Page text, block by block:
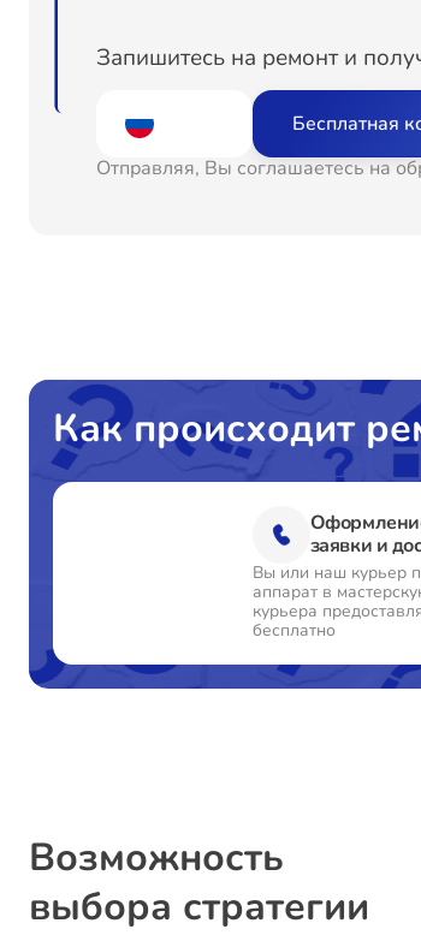
Замена платы сенсорного управления
Замена разбрызгивателя
Замена шнура питания
Ремонт электропроводки
Ремонт/замена датчика температуры
Замена ТЭН
Замена датчика мутности
Запишитесь на ремонт и
Бесплатная
Отправляя, Вы соглашаетесь на
Как происходит
заявки и
Вы или наш курьер
аппарат в
курьера
бесплатно
Возможность
выбора стратегии